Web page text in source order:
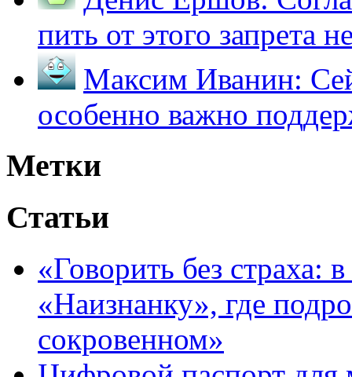
пить от этого запрета
Максим Иванин:
особенно важно
Метки
Статьи
«Говорить без страха:
«Наизнанку», где
сокровенном»